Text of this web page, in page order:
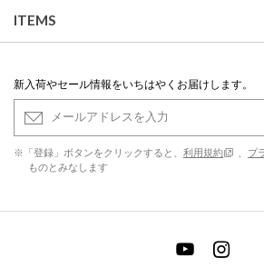
ITEMS
新入荷やセール情報をいちはやくお届けします。
※「登録」ボタンをクリックすると、 利用規約 プ
ものとみなします